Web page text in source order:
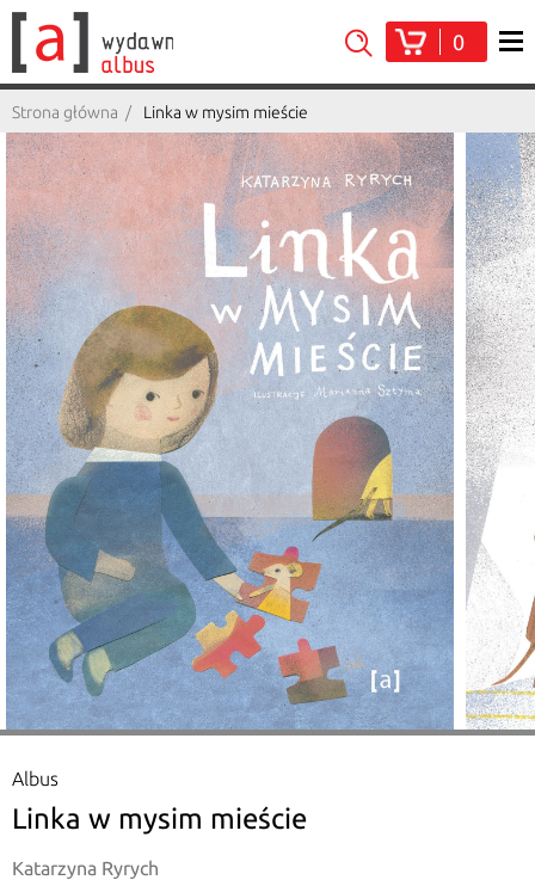
0
Strona główna Linka w mysim mieście
Albus
Linka w mysim mieście
Katarzyna Ryrych